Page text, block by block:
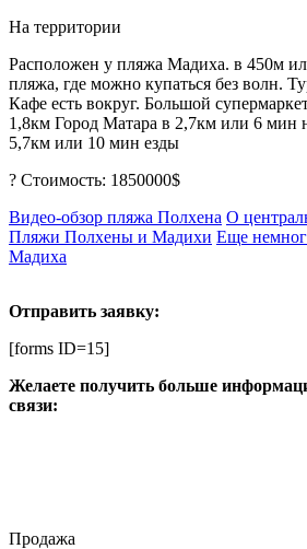
На территории
Расположен у пляжа Мадиха. в 450м
пляжа, где можно купаться без волн.
Кафе есть вокруг. Большой
1,8км Город Матара в 2,7км или 6 мин
5,7км или 10 мин езды
? Стоимость: 1850000$
Видео-обзор пляжа Полхена О
Пляжи Полхены и Мадихи Еще
Мадиха
Отправить заявку:
[forms ID=15]
Желаете получить больше
связи:
Продажа